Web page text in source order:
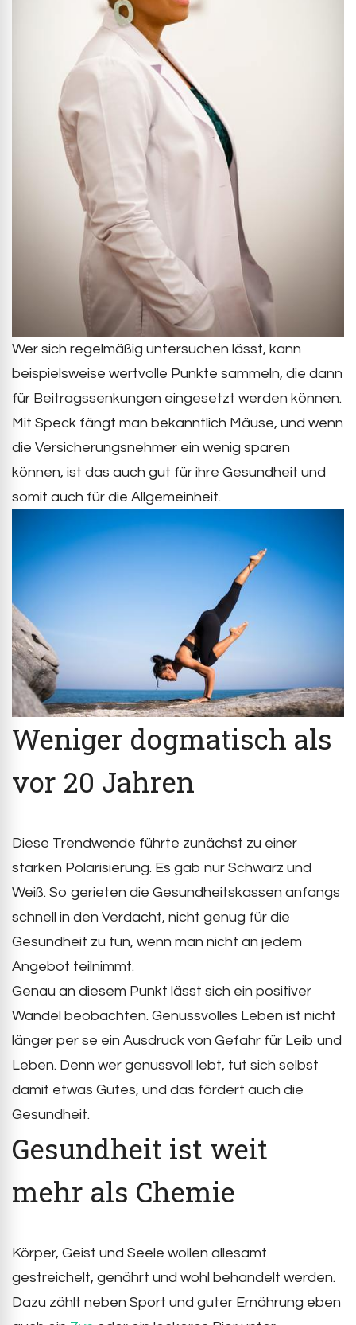
Wer sich regelmäßig untersuchen lässt, kann
beispielsweise wertvolle Punkte sammeln, die dann
für Beitragssenkungen eingesetzt werden können.
Mit Speck fängt man bekanntlich Mäuse, und wenn
die Versicherungsnehmer ein wenig sparen
können, ist das auch gut für ihre Gesundheit und
somit auch für die Allgemeinheit.
Weniger dogmatisch als
vor 20 Jahren
Diese Trendwende führte zunächst zu einer
starken Polarisierung. Es gab nur Schwarz und
Weiß. So gerieten die Gesundheitskassen anfangs
schnell in den Verdacht, nicht genug für die
Gesundheit zu tun, wenn man nicht an jedem
Angebot teilnimmt.
Genau an diesem Punkt lässt sich ein positiver
Wandel beobachten. Genussvolles Leben ist nicht
länger per se ein Ausdruck von Gefahr für Leib und
Leben. Denn wer genussvoll lebt, tut sich selbst
damit etwas Gutes, und das fördert auch die
Gesundheit.
Gesundheit ist weit
mehr als Chemie
Körper, Geist und Seele wollen allesamt
gestreichelt, genährt und wohl behandelt werden.
Dazu zählt neben Sport und guter Ernährung eben